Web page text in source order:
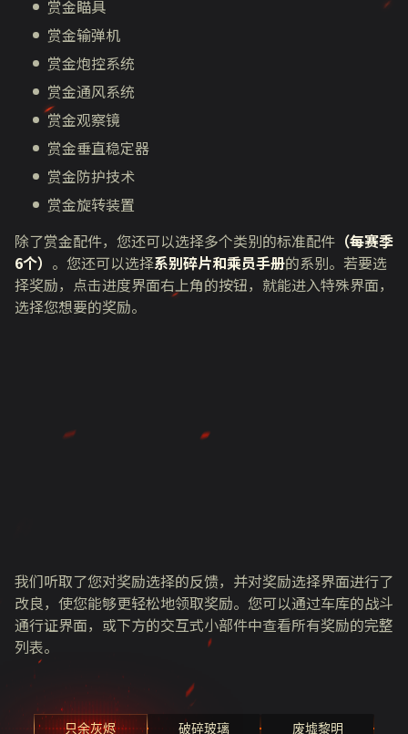
赏金瞄具
赏金输弹机
赏金炮控系统
赏金通风系统
赏金观察镜
赏金垂直稳定器
赏金防护技术
赏金旋转装置
除了赏金配件，您还可以选择多个类别的标准配件 （每赛季
6个） 。您还可以选择系别碎片和乘员手册的系别。若要选
择奖励，点击进度界面右上角的按钮，就能进入特殊界面，
选择您想要的奖励。
我们听取了您对奖励选择的反馈，并对奖励选择界面进行了
改良，使您能够更轻松地领取奖励。您可以通过车库的战斗
通行证界面，或下方的交互式小部件中查看所有奖励的完整
列表。
只余灰烬 破碎玻璃 废墟黎明